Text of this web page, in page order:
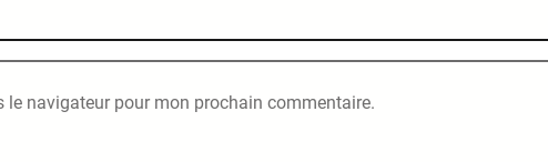
navigateur pour mon prochain commentaire.